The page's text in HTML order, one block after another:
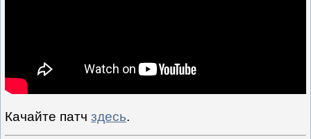
Качайте патч здесь.